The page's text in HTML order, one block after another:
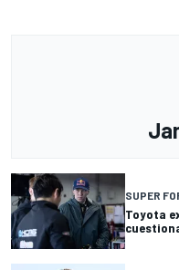
SUPER
Toyota